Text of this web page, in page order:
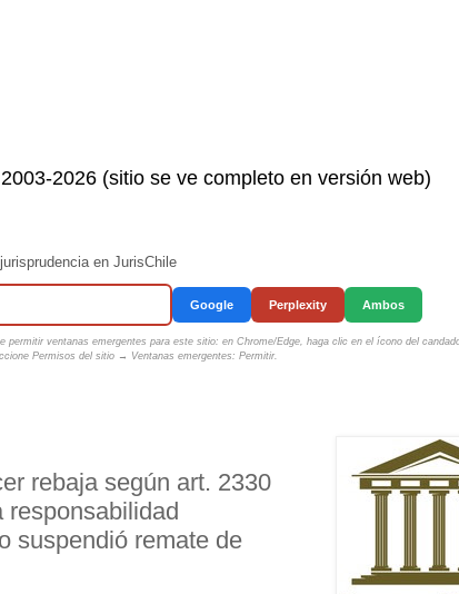
2026 (sitio se ve completo en versión web)
en JurisChile
Google Perplexity Ambos
ventanas emergentes para este sitio: en Chrome/Edge, haga clic en el ícono del
Permisos del sitio → Ventanas emergentes: Permitir.
rebaja según art. 2330
responsabilidad
suspendió remate de